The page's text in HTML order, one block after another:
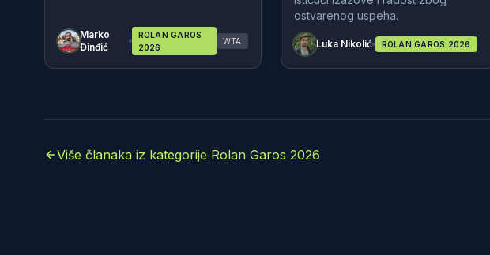
Marko
Đinđić
ROLAN GAROS
2026
WTA
ostvarenog uspeha.
Luka Nikolić ROLAN GAROS 2026
Više članaka iz kategorije Rolan Garos 2026